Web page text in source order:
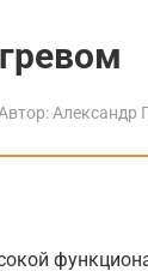
Автор: Александр